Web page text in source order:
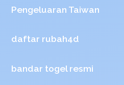
Pengeluaran Taiwan
daftar rubah4d
bandar togel resmi